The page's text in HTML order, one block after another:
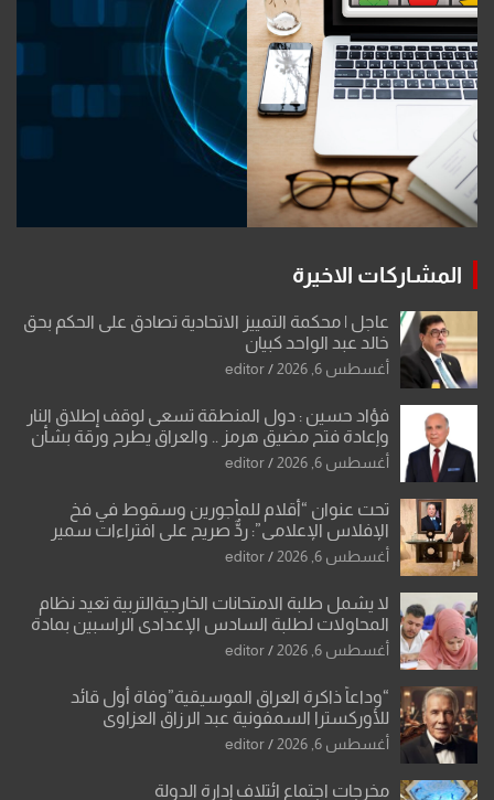
المشاركات الاخيرة
عاجل | محكمة التمييز الاتحادية تصادق على الحكم بحق
خالد عبد الواحد كبيان
أغسطس 6, 2026 editor
فؤاد حسين : دول المنطقة تسعى لوقف إطلاق النار
وإعادة فتح مضيق هرمز .. والعراق يطرح ورقة بشأن
تحولات القدس
أغسطس 6, 2026 editor
تحت عنوان “أقلام للمأجورين وسقوط في فخ
الإفلاس الإعلامي”: ردٌّ صريح على افتراءات سمير
الشكرجي
أغسطس 6, 2026 editor
لا يشمل طلبة الامتحانات الخارجيةالتربية تعيد نظام
المحاولات لطلبة السادس الإعدادي الراسبين بمادة
أو مادتين
أغسطس 6, 2026 editor
“وداعاً ذاكرة العراق الموسيقية”وفاة أول قائد
للأوركسترا السمفونية عبد الرزاق العزاوي
أغسطس 6, 2026 editor
مخرجات اجتماع ائتلاف إدارة الدولة